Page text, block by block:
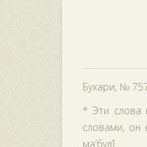
Бухари, №
* Эти слова
словами, он
ма‘буд].